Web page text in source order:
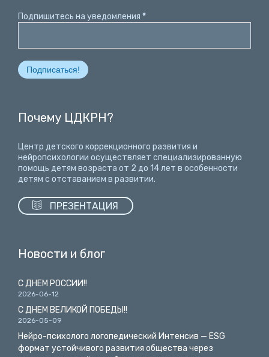
Подпишитесь на уведомления *
Почему ЦДКРН?
Центр детского коррекционного развития и
нейропсихологии осуществляет специализированную
помощь детям возраста от 2 до 14 лет в особенности
детям с отставанием в развитии.
 ПРЕЗЕНТАЦИЯ
Новости и блог
С ДНЕМ РОССИИ!!
2026-06-12
С ДНЕМ ВЕЛИКОЙ ПОБЕДЫ!!
2026-05-09
Нейро-психолого логопедический Интенсив — ESG
формат устойчивого развития общества через